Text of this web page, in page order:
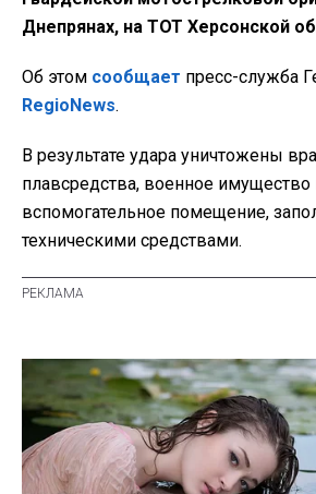
Днепрянах, на ТОТ Херсонской
Об этом сообщает пресс-служба
RegioNews.
В результате удара уничтожены
плавсредства, военное имущество
вспомогательное помещение,
техническими средствами.